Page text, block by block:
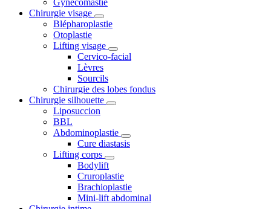
Chirurgie visage
Blépharoplastie
Otoplastie
Lifting visage
Cervico-facial
Lèvres
Sourcils
Chirurgie des lobes fondus
Chirurgie silhouette
Liposuccion
BBL
Abdominoplastie
Cure diastasis
Lifting corps
Bodylift
Cruroplastie
Brachioplastie
Mini-lift abdominal